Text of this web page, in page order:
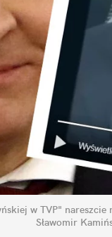
w TVP"
Sławomir